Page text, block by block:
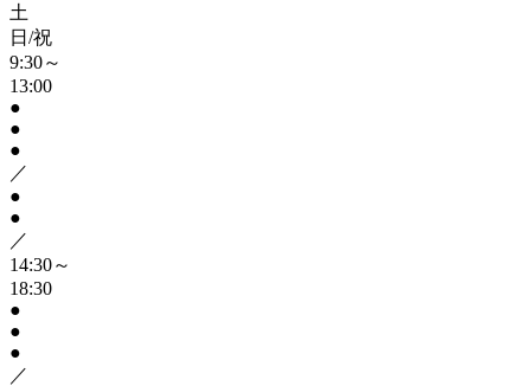
土
日/祝
9:30～
13:00
●
●
●
／
●
●
／
14:30～
18:30
●
●
●
／